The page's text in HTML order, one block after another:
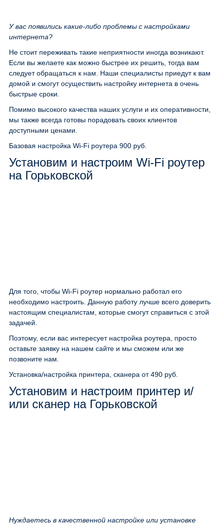
У вас появились какие-либо проблемы с настройками
интернета?
Не стоит переживать такие неприятности иногда возникают.
Если вы желаете как можно быстрее их решить, тогда вам
следует обращаться к нам. Наши специалисты приедут к вам
домой и смогут осуществить настройку интернета в очень
быстрые сроки.
Помимо высокого качества наших услуги и их оперативности,
мы также всегда готовы порадовать своих клиентов
доступными ценами.
Базовая настройка Wi-Fi роутера 900 руб.
Установим и настроим Wi-Fi роутер
на Горьковской
Для того, чтобы Wi-Fi роутер нормально работал его
необходимо настроить. Данную работу лучше всего доверить
настоящим специалистам, которые смогут справиться с этой
задачей.
Поэтому, если вас интересует настройка роутера, просто
оставьте заявку на нашем сайте и мы сможем или же
позвоните нам.
Установка/настройка принтера, сканера от 490 руб.
Установим и настроим принтер и/
или сканер на Горьковской
Нуждаетесь в качественной настройке или установке